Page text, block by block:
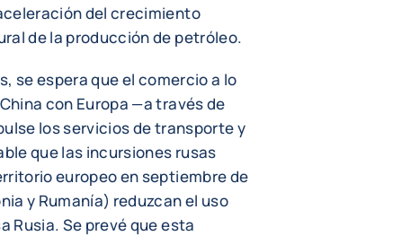
del crecimiento
de la producción de petróleo.
se espera que el comercio a lo
con Europa —a través de
los servicios de transporte y
que las incursiones rusas
europeo en septiembre de
y Rumanía) reduzcan el uso
Rusia. Se prevé que esta